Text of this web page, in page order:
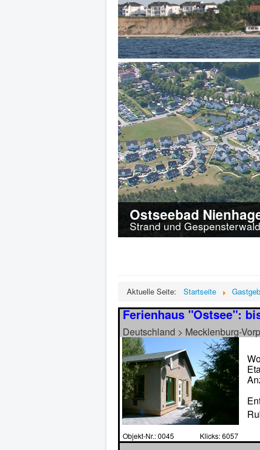
Ostseebad
Strand und
Aktuelle Seite: Startseite
Ferienhaus "Ostsee":
Deutschland > Mecklenburg-
Objekt-Nr.: 0045 Klicks: 6057